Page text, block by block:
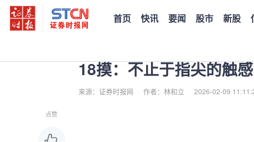
首页 快讯 要闻 股市 新股
18摸：不止于指尖的触
来源：证券时报网 作者：林和立 2026-02-09
点赞